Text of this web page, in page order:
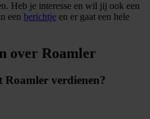
Heb je interesse en wil jij ook een
een berichtje en er gaat een hele
over Roamler
Roamler verdienen?